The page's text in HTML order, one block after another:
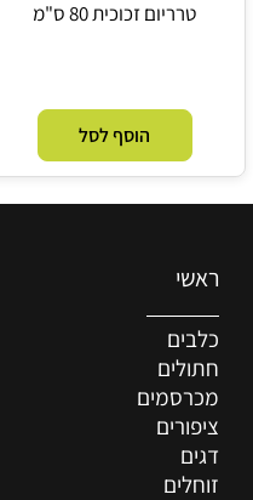
טרריום זכוכית 80 ס"מ
הוסף לסל
ראשי
כלבים
חתולים
מכרסמים
ציפורים
דגים
זוחלים